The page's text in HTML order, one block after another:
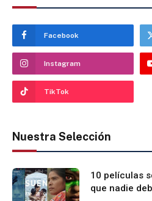
Facebook
Instagram
TikTok
Nuestra Selección
10 películas
que nadie